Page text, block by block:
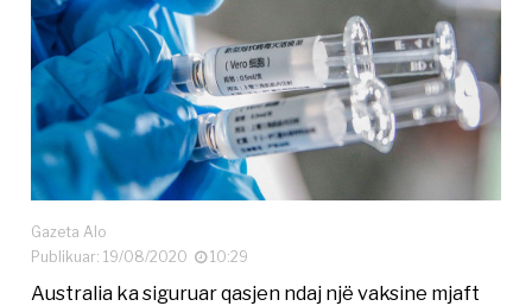
Gazeta Alo
Publikuar: 19/08/2020
10:29
Australia ka siguruar qasjen ndaj një vaksine mjaft